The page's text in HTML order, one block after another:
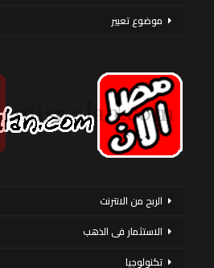
موضوع تعبير
الربح من الانترنت
الاستثمار فى الذهب
تكنولوجيا